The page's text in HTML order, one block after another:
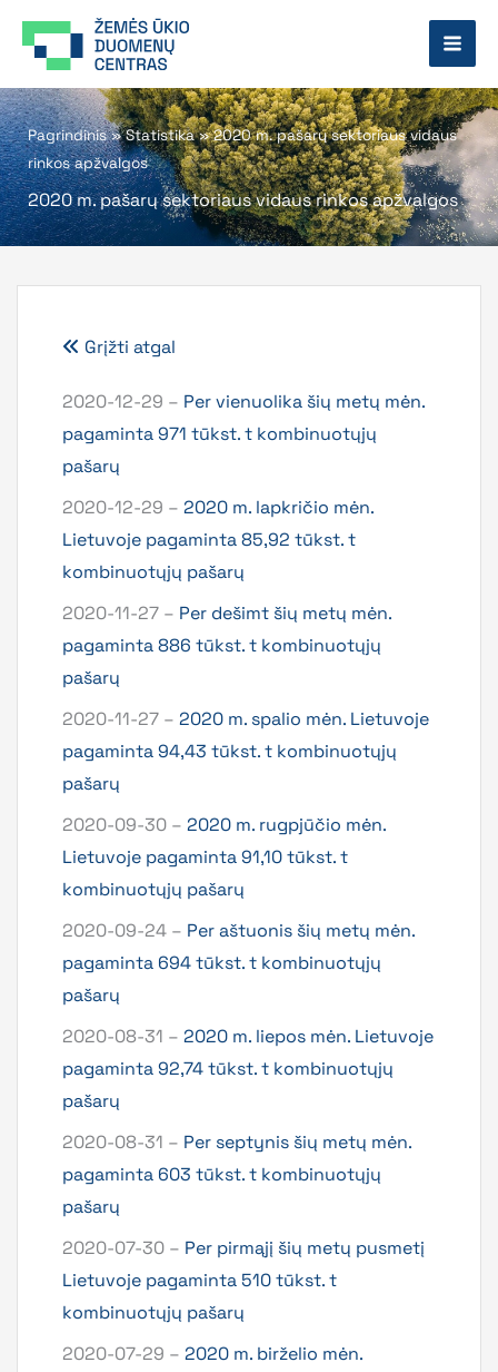
prie
Pagrindinis»Statistika»2020 m. pašarų sektoriaus vidaus
rinkos apžvalgos
2020 m. pašarų sektoriaus vidaus rinkos apžvalgos
Grįžti atgal
2020-12-29 – Per vienuolika šių metų mėn.
pagaminta 971 tūkst. t kombinuotųjų
pašarų
2020-12-29 – 2020 m. lapkričio mėn.
Lietuvoje pagaminta 85,92 tūkst. t
kombinuotųjų pašarų
2020-11-27 – Per dešimt šių metų mėn.
pagaminta 886 tūkst. t kombinuotųjų
pašarų
2020-11-27 – 2020 m. spalio mėn. Lietuvoje
pagaminta 94,43 tūkst. t kombinuotųjų
pašarų
2020-09-30 – 2020 m. rugpjūčio mėn.
Lietuvoje pagaminta 91,10 tūkst. t
kombinuotųjų pašarų
2020-09-24 – Per aštuonis šių metų mėn.
pagaminta 694 tūkst. t kombinuotųjų
pašarų
2020-08-31 – 2020 m. liepos mėn. Lietuvoje
pagaminta 92,74 tūkst. t kombinuotųjų
pašarų
2020-08-31 – Per septynis šių metų mėn.
pagaminta 603 tūkst. t kombinuotųjų
pašarų
2020-07-30 – Per pirmąjį šių metų pusmetį
Lietuvoje pagaminta 510 tūkst. t
kombinuotųjų pašarų
2020-07-29 – 2020 m. birželio mėn.